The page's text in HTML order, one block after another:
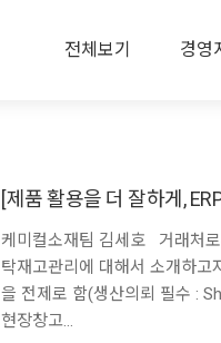
전체보기 경영
[제품 활용을 더 잘하게,
케미컬소재팀 김세호 거래처
탁재고관리에 대해서 소개하
을 전제로 함(생산의뢰 필수 :
현장창고…